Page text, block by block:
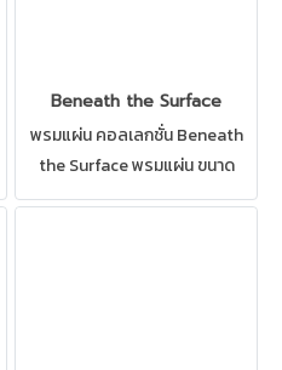
Beneath the Surface
พรมแผ่น คอลเลกชั่น Beneath
the Surface พรมแผ่น ขนาด
50*50cm ลายพรมแบบพรมดู